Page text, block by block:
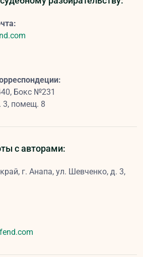
Бокс №231
3, помещ. 8
с авторами:
г. Анапа, ул. Шевченко, д. 3,